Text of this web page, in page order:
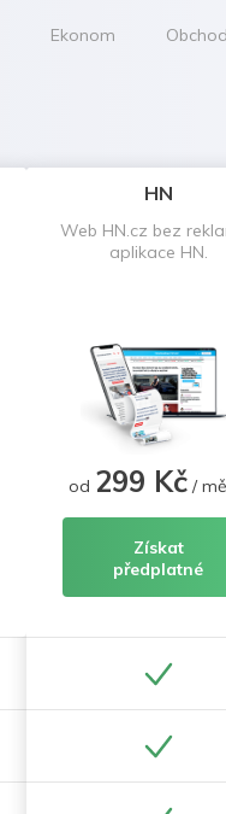
Ekonom
HN
Web HN.cz bez
aplikace HN.
od 299 Kč /
Získat
předplatné